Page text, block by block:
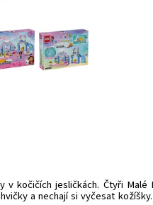
kočičích jesličkách. Čtyři
a nechají si vyčesat